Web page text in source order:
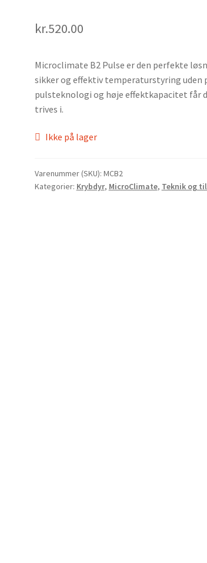
kr.520.00
Microclimate B2 Pulse er den perfekte
sikker og effektiv temperaturstyring uden
pulsteknologi og høje effektkapacitet
trives i.
Ikke på lager
Varenummer (SKU): MCB2
Kategorier: Krybdyr, MicroClimate, Teknik og